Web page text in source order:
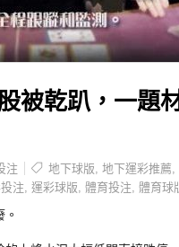
被乾趴，一題
注 地下球版, 地下運彩推薦,
注, 運彩球版, 體育投注, 體育球